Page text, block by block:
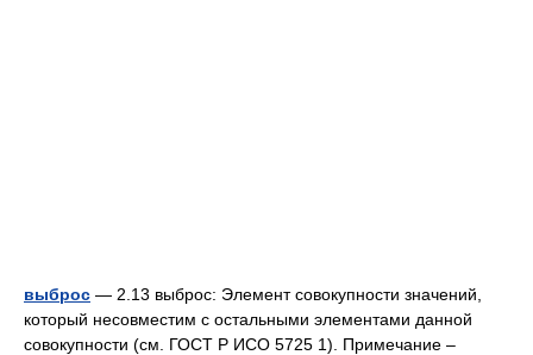
выброс — 2.13 выброс: Элемент совокупности значений,
который несовместим с остальными элементами данной
совокупности (см. ГОСТ Р ИСО 5725 1). Примечание –